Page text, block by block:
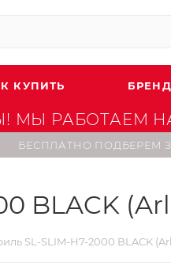
КУПИТЬ
МЫ РАБОТАЕМ
БЕСПЛАТНО ПОДБЕРЕМ
BLACK
SL-SLIM-H7-2000 BLACK